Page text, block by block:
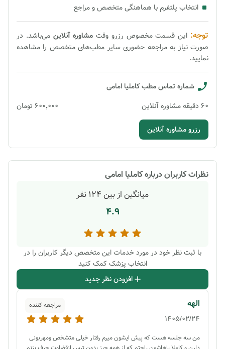
انتخاب پلتفرم با هماهنگی متخصص و مراجع
توجه: این قسمت مخصوص رزرو وقت مشاورهآنلاین می‌باشد. در
صورت نیاز به مراجعه حضوری سایر مطب‌های متخصص را مشاهده
نمایید.
شماره تماس مطبکاملیا امامی
60 دقیقهمشاوره آنلاین ۶۰۰٬۰۰۰ تومان
رزرو مشاوره آنلاین
نظرات کاربران دربارهکاملیا امامی
میانگین از بین 124 نفر
4.9
با ثبت نظر خود در مورد خدمات این متخصص دیگر کاربران را در
انتخاب پزشک کمک کنید
افزودن نظر جدید
الهه مراجعه کننده
1405/02/24
من سه جلسه هست که پیش ایشون میرم رفتار خیلی متشخص ومهربونی